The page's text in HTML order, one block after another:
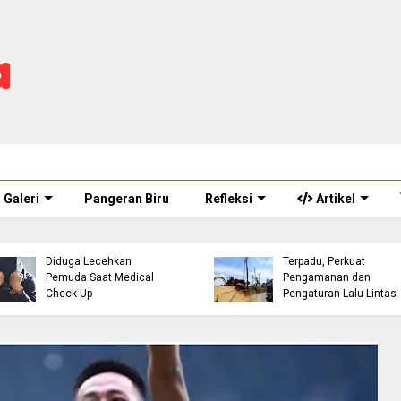
Galeri Pangeran Biru Refleksi Artikel
BMKG Rilis Prakiraan
Terbaru Selasa 28 Juli
2026
Bandung, Siap Perkuat
Persib Bandung Musim
2026/2027